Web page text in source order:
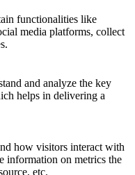
functionalities like
media platforms, collect
and analyze the key
helps in delivering a
how visitors interact with
information on metrics the
etc.